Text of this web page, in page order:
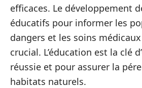
efficaces. Le développement
éducatifs pour informer les
dangers et les soins
crucial. L’éducation est la clé
réussie et pour assurer la
habitats naturels.